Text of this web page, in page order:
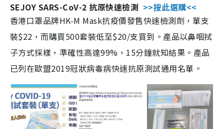
SEJOY SARS-CoV-2 抗原快速檢測 >>按此選購<<
香港口罩品牌HK-M Mask抗疫價發售快速檢測劑，單支
裝$22，而購買500套裝低至$20/支買到。產品以鼻咽拭
子方式採樣，準確性高達99%，15分鐘就知結果。產品
已列在歐盟2019冠狀病毒病快速抗原測試通用名單。